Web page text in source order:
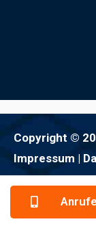
Copyright ©
Impressum |